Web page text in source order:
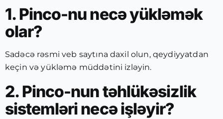
1. Pinco-nu necə yükləmək
olar?
Sadəcə rəsmi veb saytına daxil olun, qeydiyyatdan
keçin və yükləmə müddətini izləyin.
2. Pinco-nun təhlükəsizlik
sistemləri necə işləyir?